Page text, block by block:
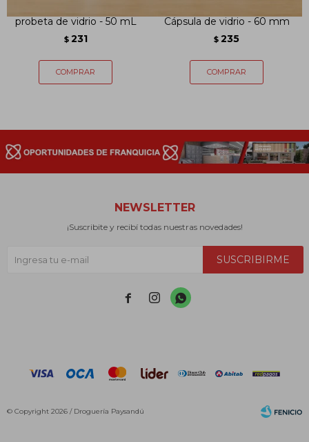
probeta de vidrio - 50 mL
$ 231
Cápsula de vidrio - 60 mm
$ 235
NEWSLETTER
¡Suscribite y recibí todas nuestras novedades!
SUSCRIBIRME
  
© Copyright 2026 / Droguería Paysandú